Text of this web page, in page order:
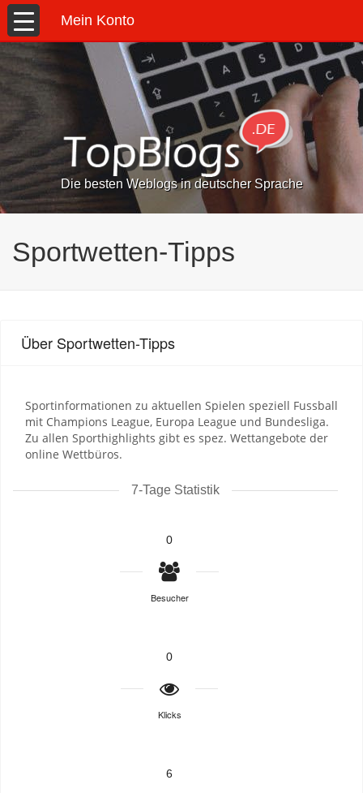
Mein Konto
Die besten Weblogs in deutscher Sprache
Sportwetten-Tipps
Über Sportwetten-Tipps
Sportinformationen zu aktuellen Spielen speziell Fussball
mit Champions League, Europa League und Bundesliga.
Zu allen Sporthighlights gibt es spez. Wettangebote der
online Wettbüros.
7-Tage Statistik
0
Besucher
0
Klicks
6